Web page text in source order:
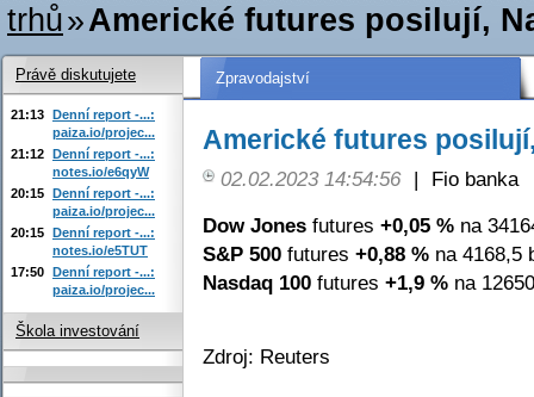
trhů»Americké futures posilují,
Zpravodajství
Americké futures
02.02.2023 14:54:56 |
Fio banka
Dow Jones futures +0,05 % na
S&P 500 futures +0,88 % na 4168,5
Nasdaq 100 futures +1,9 % na
Zdroj: Reuters
Právě diskutujete
21:13 Denní report -...:
paiza.io/projec...
21:12 Denní report -...:
notes.io/e6qyW
20:15 Denní report -...:
paiza.io/projec...
20:15 Denní report -...:
notes.io/e5TUT
17:50 Denní report -...:
paiza.io/projec...
Škola investování